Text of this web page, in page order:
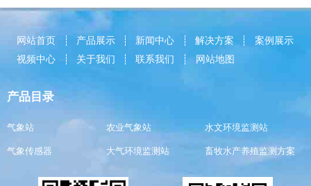
网站首页 产品展示 新闻中心 解决方案
案例展示
视频中心
关于我们 联系我们 网站地图
产品目录
气象站 农业气象站 水文环境监测站
气象传感器 大气环境监测站 畜牧水产养殖监测方案